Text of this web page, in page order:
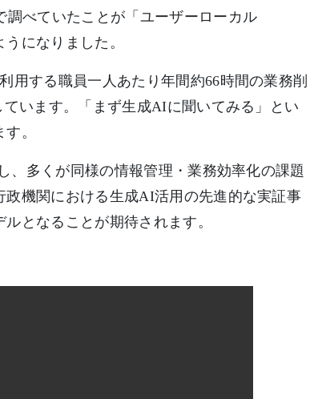
べていたことが「ユーザーローカル
になりました。
する職員一人あたり年間約66時間の業務削
います。「まず生成AIに聞いてみる」とい
。
多くが同様の情報管理・業務効率化の課題
機関における生成AI活用の先進的な実証事
となることが期待されます。